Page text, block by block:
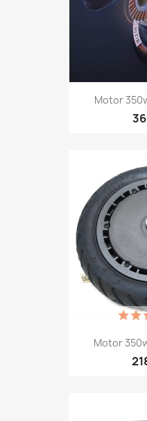
Motor
Motor